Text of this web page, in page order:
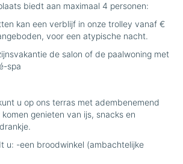
biedt aan maximaal 4 personen:
kan een verblijf in onze trolley vanaf €
voor een atypische nacht.
de salon of de paalwoning met
spa
u op ons terras met adembenemend
genieten van ijs, snacks en
u: -een broodwinkel (ambachtelijke